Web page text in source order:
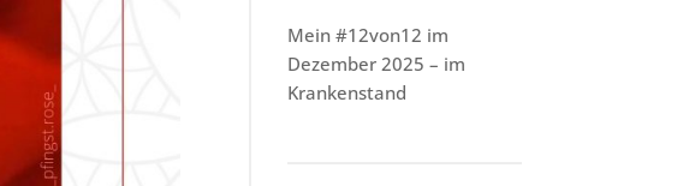
Mein #12von12 im
Dezember 2025 – im
Krankenstand